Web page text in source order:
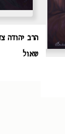
הרב יהודה
שאול